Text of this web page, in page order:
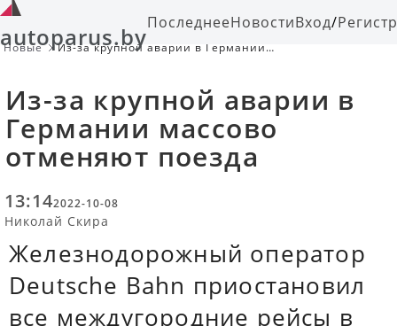
autoparus.byПоследнееНовостиВход/
Новые
Из-за крупной аварии в Германии
Из-за крупной аварии в
Германии массово
отменяют поезда
13:142022-10-08
Николай Скира
Железнодорожный оператор
Deutsche Bahn приостановил
все междугородние рейсы в